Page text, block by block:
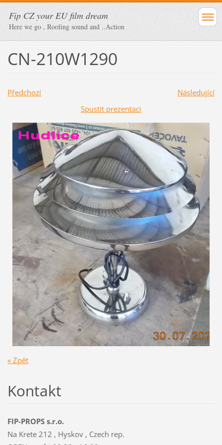
Fip CZ your EU film dream
Here we go , Rooling sound and ..Action
CN-210W1290
Předchozí
Následující
Spustit prezentaci
« Zpět
Kontakt
FIP-PROPS s.r.o.
Na Krete 212 , Hyskov , Czech rep.